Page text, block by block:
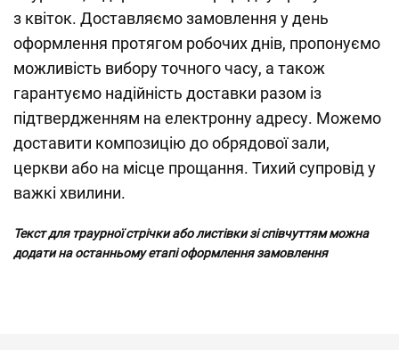
з квіток. Доставляємо замовлення у день
оформлення протягом робочих днів, пропонуємо
можливість вибору точного часу, а також
гарантуємо надійність доставки разом із
підтвердженням на електронну адресу. Можемо
доставити композицію до обрядової зали,
церкви або на місце прощання. Тихий супровід у
важкі хвилини.
Текст для траурної стрічки або листівки зі співчуттям можна
додати на останньому етапі оформлення замовлення